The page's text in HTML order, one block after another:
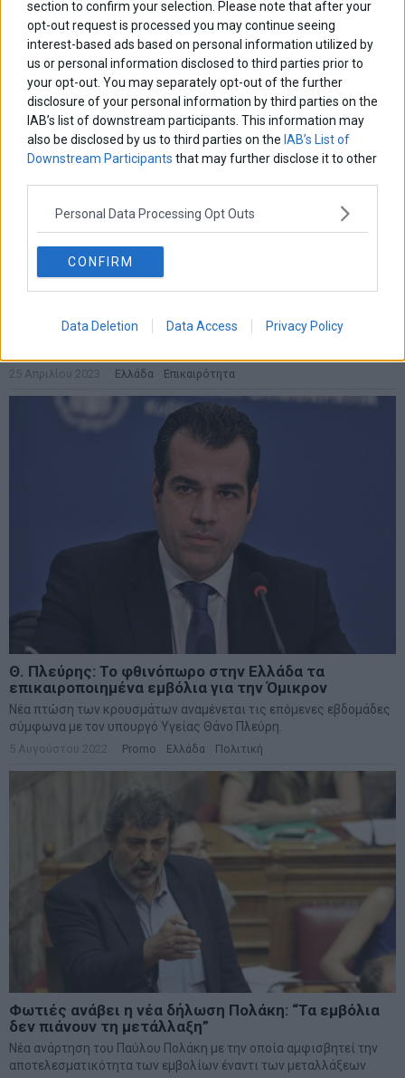
section to confirm your selection. Please note that after your
opt-out request is processed you may continue seeing
interest-based ads based on personal information utilized by
us or personal information disclosed to third parties prior to
your opt-out. You may separately opt-out of the further
disclosure of your personal information by third parties on the
IAB’s list of downstream participants. This information may
also be disclosed by us to third parties on the IAB’s List of
Downstream Participants that may further disclose it to other
Personal Data Processing Opt Outs
CONFIRM
Data Deletion Data Access Privacy Policy
Αντιδράσεις μετά την ανάρτηση Πετράκου για
Σαββόπουλο: «Όλα αυτά τα εμβόλια που έκανες δεν
«Όλα αυτά τα εμβόλια που έκανες δεν σε προστάτευσαν καθόλου»
25 Απριλίου 2023 Ελλάδα Επικαιρότητα
Θ. Πλεύρης: Το φθινόπωρο στην Ελλάδα τα
επικαιροποιημένα εμβόλια για την Όμικρον
Νέα πτώση των κρουσμάτων αναμένεται τις επόμενες εβδομάδες
σύμφωνα με τον υπουργό Υγείας Θάνο Πλεύρη.
5 Αυγούστου 2022 Promo Ελλάδα Πολιτική
Φωτιές ανάβει η νέα δήλωση Πολάκη: “Τα εμβόλια
δεν πιάνουν τη μετάλλαξη”
Nέα ανάρτηση του Παύλου Πολάκη με την οποία αμφισβητεί την
αποτελεσματικότητα των εμβολίων έναντι των μεταλλάξεων